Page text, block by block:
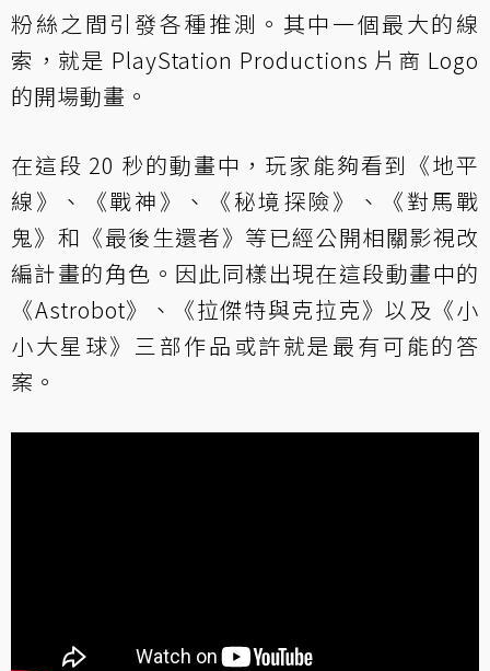
粉絲之間引發各種推測。其中一個最大的線
索，就是 PlayStation Productions 片商 Logo
的開場動畫。
在這段 20 秒的動畫中，玩家能夠看到《地平
線》、《戰神》、《秘境探險》、《對馬戰
鬼》和《最後生還者》等已經公開相關影視改
編計畫的角色。因此同樣出現在這段動畫中的
《Astrobot》、《拉傑特與克拉克》以及《小
小大星球》三部作品或許就是最有可能的答
案。